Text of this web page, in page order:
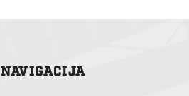
NAVIGACIJA